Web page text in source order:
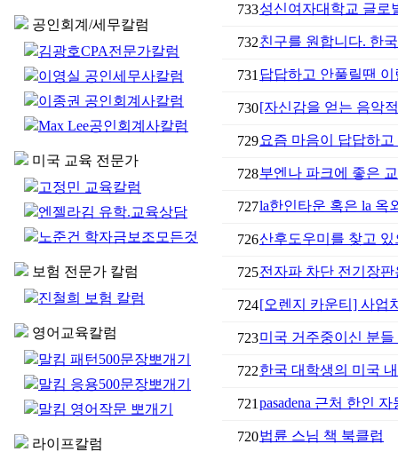
공인회계/세무칼럼
김광호CPA전문가칼럼
이영실 공인세무사칼럼
이종권 공인회계사칼럼
Max Lee공인회계사칼럼
미국 교육 전문가
고정민 교육칼럼
엔젤라김 유학.교육상담
노준건 학자금보조모든것
보험 전문가 칼럼
진철희 보험 칼럼
영어교육칼럼
말킴 패턴500문장뽀개기
말킴 응용500문장뽀개기
말킴 영어작문 뽀개기
라이프칼럼
733성신여자대학교 글로
732친구를 원합니다. 한
731 답답하고 안풀릴땐
730[자신감을 얻는 음악
729요즘 마음이 답답하
728부엔나 파크에 좋은
727la한인타운 혹은 la 옥
726산후도우미를 찾고
725전자파 차단 전기장
724[오렌지 카운티] 사업
723미국 거주중이신 분
722한국 대학생의 미국
721 pasadena 근처 한인
720법륜 스님 책 북클럽